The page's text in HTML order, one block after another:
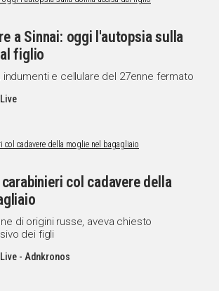
a Sinnai: oggi l'autopsia sulla
figlio
e cellulare del 27enne fermato
col cadavere della
di origini russe, aveva chiesto
dei figli
- Adnkronos